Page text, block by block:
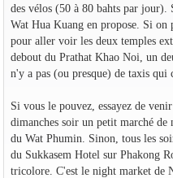
des vélos (50 à 80 bahts par jour).
Wat Hua Kuang en propose. Si on
pour aller voir les deux temples
debout du Prathat Khao Noi, un
n'y a pas (ou presque) de taxis qui
Si vous le pouvez, essayez de
dimanches soir un petit marché
du Wat Phumin. Sinon, tous les
du Sukkasem Hotel sur Phakong
tricolore. C'est le night market de